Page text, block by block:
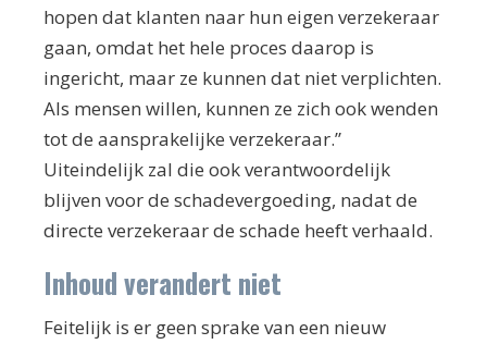
hopen dat klanten naar hun eigen verzekeraar
gaan, omdat het hele proces daarop is
ingericht, maar ze kunnen dat niet verplichten.
Als mensen willen, kunnen ze zich ook wenden
tot de aansprakelijke verzekeraar.”
Uiteindelijk zal die ook verantwoordelijk
blijven voor de schadevergoeding, nadat de
directe verzekeraar de schade heeft verhaald.
Inhoud verandert niet
Feitelijk is er geen sprake van een nieuw